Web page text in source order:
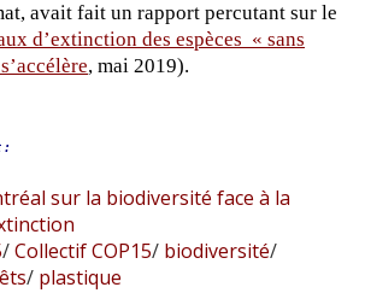
avait fait un rapport percutant sur le
d’extinction des espèces « sans
, mai 2019).
:
sur la biodiversité face à la
/Collectif COP15/ biodiversité/
/ plastique